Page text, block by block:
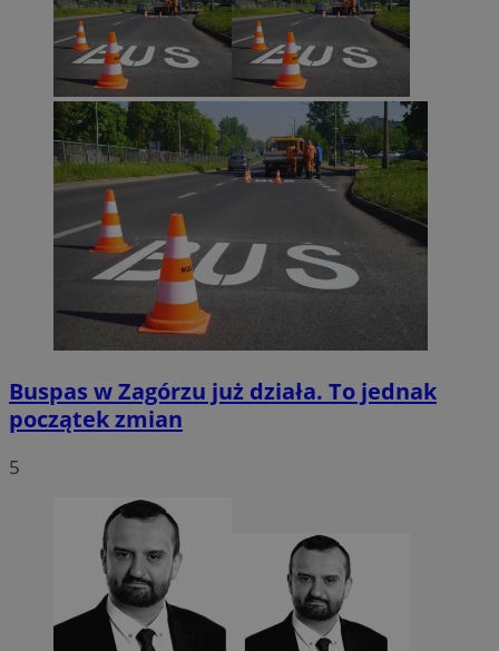
Buspas w Zagórzu już działa. To jednak
początek zmian
5